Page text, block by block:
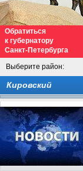
Обратиться
к губернатору
Санкт-Петербурга
Выберите район:
Кировский